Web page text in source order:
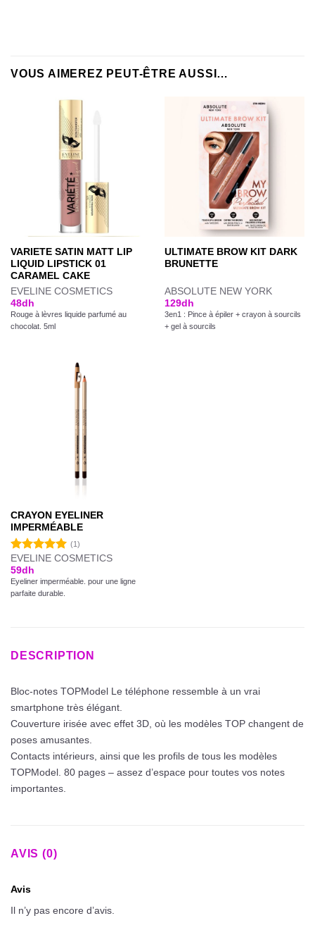
VOUS AIMEREZ PEUT-ÊTRE AUSSI…
VARIETE SATIN MATT LIP
LIQUID LIPSTICK 01
CARAMEL CAKE
EVELINE COSMETICS
48dh
Rouge à lèvres liquide parfumé au
chocolat. 5ml
ULTIMATE BROW KIT DARK
BRUNETTE
ABSOLUTE NEW YORK
129dh
3en1 : Pince à épiler + crayon à sourcils
+ gel à sourcils
CRAYON EYELINER
IMPERMÉABLE
Note5.00
sur 5
(1)
EVELINE COSMETICS
59dh
Eyeliner imperméable. pour une ligne
parfaite durable.
DESCRIPTION
Bloc-notes TOPModel Le téléphone ressemble à un vrai
smartphone très élégant.
Couverture irisée avec effet 3D, où les modèles TOP changent de
poses amusantes.
Contacts intérieurs, ainsi que les profils de tous les modèles
TOPModel. 80 pages – assez d’espace pour toutes vos notes
importantes.
AVIS (0)
Avis
Il n’y pas encore d’avis.